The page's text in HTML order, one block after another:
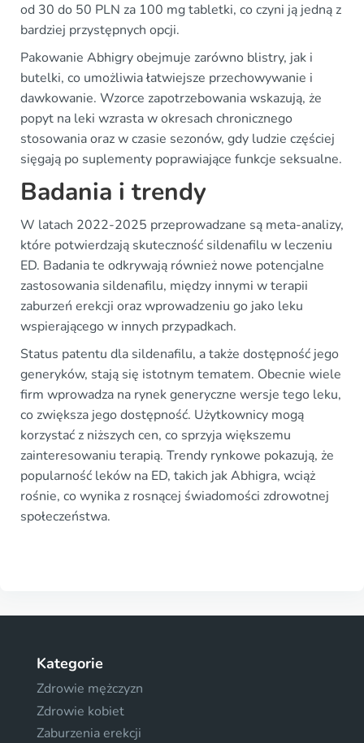
od 30 do 50 PLN za 100 mg tabletki, co czyni ją jedną z
bardziej przystępnych opcji.
Pakowanie Abhigry obejmuje zarówno blistry, jak i
butelki, co umożliwia łatwiejsze przechowywanie i
dawkowanie. Wzorce zapotrzebowania wskazują, że
popyt na leki wzrasta w okresach chronicznego
stosowania oraz w czasie sezonów, gdy ludzie częściej
sięgają po suplementy poprawiające funkcje seksualne.
Badania i trendy
W latach 2022-2025 przeprowadzane są meta-analizy,
które potwierdzają skuteczność sildenafilu w leczeniu
ED. Badania te odkrywają również nowe potencjalne
zastosowania sildenafilu, między innymi w terapii
zaburzeń erekcji oraz wprowadzeniu go jako leku
wspierającego w innych przypadkach.
Status patentu dla sildenafilu, a także dostępność jego
generyków, stają się istotnym tematem. Obecnie wiele
firm wprowadza na rynek generyczne wersje tego leku,
co zwiększa jego dostępność. Użytkownicy mogą
korzystać z niższych cen, co sprzyja większemu
zainteresowaniu terapią. Trendy rynkowe pokazują, że
popularność leków na ED, takich jak Abhigra, wciąż
rośnie, co wynika z rosnącej świadomości zdrowotnej
społeczeństwa.
Kategorie
Zdrowie mężczyzn
Zdrowie kobiet
Zaburzenia erekcji